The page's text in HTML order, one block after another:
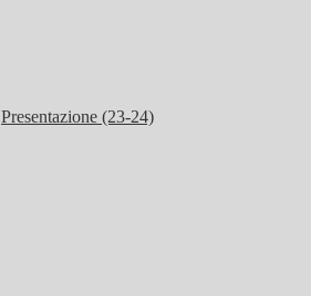
Presentazione (23-24)